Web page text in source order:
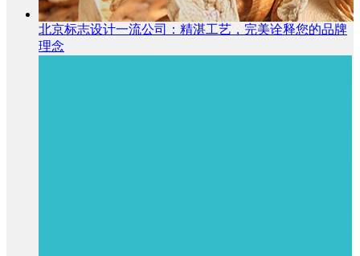
北京标志设计一流公司：精湛工艺，完美诠释您的品牌
理念